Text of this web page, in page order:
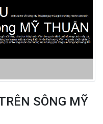
SÔNG MỸ